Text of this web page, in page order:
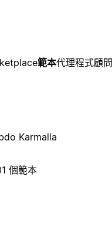
範本代理程式顧問
Karmalla
個範本